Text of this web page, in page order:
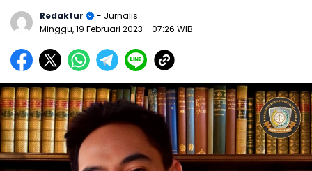
Redaktur
- Jurnalis
Minggu, 19 Februari 2023 - 07:26 WIB